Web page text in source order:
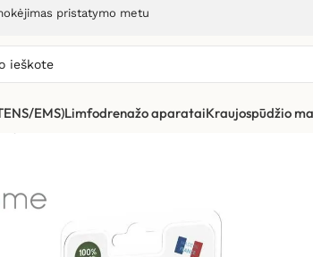
pristatymo metu
EMS)Limfodrenažo aparataiKraujospūdžio